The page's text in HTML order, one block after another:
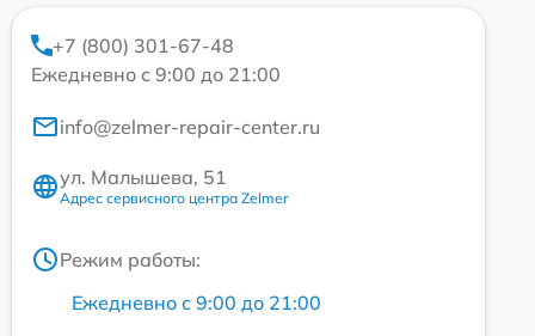
+7 (800) 301-67-48
Ежедневно с 9:00 до 21:00
info@zelmer-repair-center.ru
ул. Малышева, 51
Адрес сервисного центра Zelmer
Режим работы:
Ежедневно с 9:00 до 21:00